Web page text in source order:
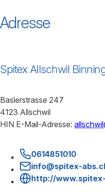
Adresse
Spitex Allschwil
Baslerstrasse 247
4123 Allschwil
HIN E-Mail-Adresse:
0614851010
info@spitex-
http://